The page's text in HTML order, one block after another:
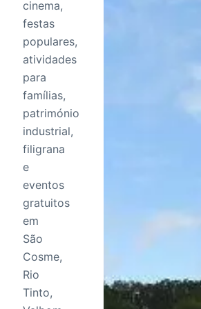
cinema,
festas
populares,
atividades
para
famílias,
património
industrial,
filigrana
e
eventos
gratuitos
em
São
Cosme,
Rio
Tinto,